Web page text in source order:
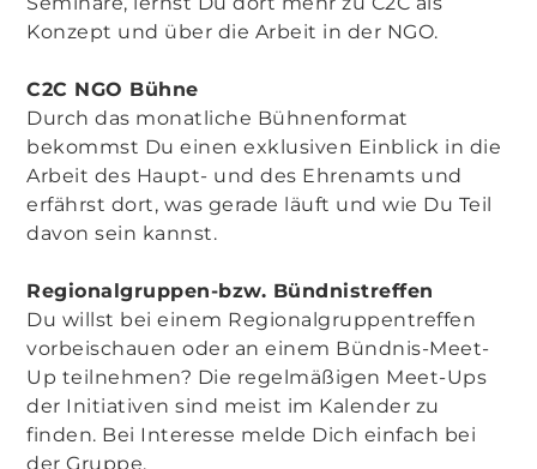
Konzept und über die Arbeit in der NGO.
C2C NGO Bühne
Durch das monatliche Bühnenformat
bekommst Du einen exklusiven Einblick in die
Arbeit des Haupt- und des Ehrenamts und
erfährst dort, was gerade läuft und wie Du Teil
davon sein kannst.
Regionalgruppen-bzw. Bündnistreffen
Du willst bei einem Regionalgruppentreffen
vorbeischauen oder an einem Bündnis-Meet-
Up teilnehmen? Die regelmäßigen Meet-Ups
der Initiativen sind meist im Kalender zu
finden. Bei Interesse melde Dich einfach bei
der Gruppe.